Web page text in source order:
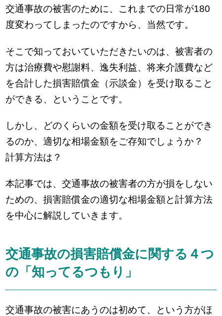
交通事故の被害のために、これまでの日常が180
度変わってしまったのですから、当然です。
そこで知っておいていただきたいのは、被害者の
方は治療費や慰謝料、逸失利益、将来介護費など
を合計した損害賠償金（示談金）を受け取ること
ができる、ということです。
しかし、どのくらいの金額を受け取ることができ
るのか、適切な相場金額をご存知でしょうか？
計算方法は？
本記事では、交通事故の被害者の方が損をしない
ための、損害賠償金の適切な相場金額と計算方法
を中心に解説していきます。
交通事故の損害賠償金に関する４つ
の「知ってるつもり」
交通事故の被害にあうのは初めて、という方がほ